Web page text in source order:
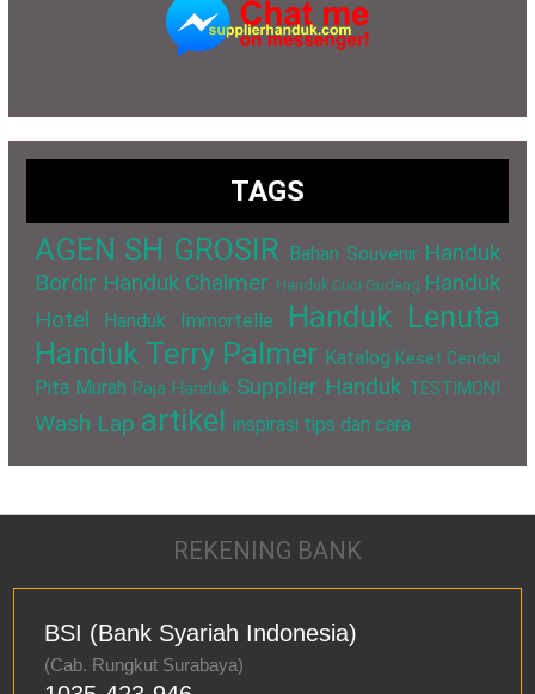
TAGS
AGEN SH GROSIR Bahan Souvenir Handuk
Bordir Handuk Chalmer Handuk Cuci Gudang Handuk
Hotel
Handuk Immortelle
Handuk Lenuta
Handuk Terry Palmer Katalog Keset Cendol
Pita Murah Raja Handuk Supplier Handuk TESTIMONI
Wash Lap artikel inspirasi tips dan cara
REKENING BANK
BSI (Bank Syariah Indonesia)
(Cab. Rungkut Surabaya)